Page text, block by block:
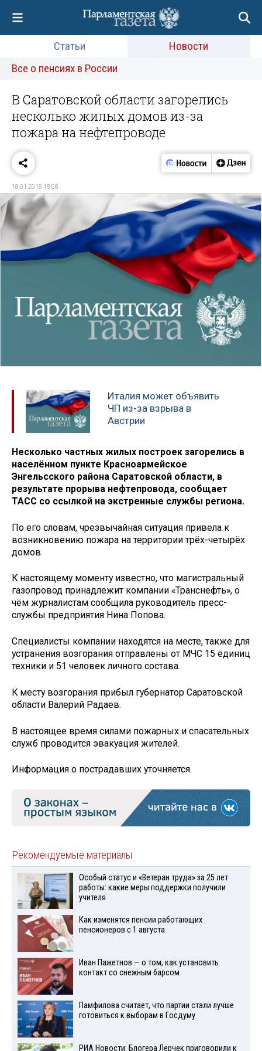
Статьи
Новости
Все о пенсиях в России
В Саратовской области загорелись
несколько жилых домов из-за
пожара на нефтепроводе
18.01.2018 18:08
Италия может объявить
ЧП из-за взрыва в
Австрии
Несколько частных жилых построек загорелись в
населённом пункте Красноармейское
Энгельсского района Саратовской области, в
результате прорыва нефтепровода, сообщает
ТАСС со ссылкой на экстренные службы региона.
По его словам, чрезвычайная ситуация привела к
возникновению пожара на территории трёх-четырёх
домов.
К настоящему моменту известно, что магистральный
газопровод принадлежит компании «Транснефть», о
чём журналистам сообщила руководитель пресс-
службы предприятия Нина Попова.
Специалисты компании находятся на месте, также для
устранения возгорания отправлены от МЧС 15 единиц
техники и 51 человек личного состава.
К месту возгорания прибыл губернатор Саратовской
области Валерий Радаев.
В настоящее время силами пожарных и спасательных
служб проводится эвакуация жителей.
Информация о пострадавших уточняется.
Рекомендуемые материалы
Особый статус и «Ветеран труда» за 25 лет
работы: какие меры поддержки получили
учителя
Как изменятся пенсии работающих
пенсионеров с 1 августа
Иван Пажетнов — о том, как установить
контакт со снежным барсом
Памфилова считает, что партии стали лучше
готовиться к выборам в Госдуму
РИА Новости: Блогера Лерчек приговорили к